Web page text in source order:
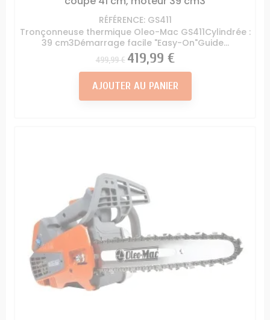
RÉFÉRENCE: GS411
Tronçonneuse thermique Oleo-Mac GS411Cylindrée :
39 cm3Démarrage facile "Easy-On"Guide...
Prix
499,99 € Prix
419,99 €
AJOUTER AU PANIER